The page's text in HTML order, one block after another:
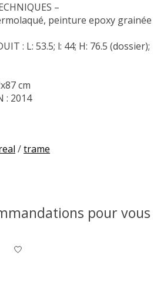
–
peinture epoxy grainée
: L: 53.5; l: 44; H: 76.5 (dossier);
cm
: 2014
/trame
pour vous
de produits